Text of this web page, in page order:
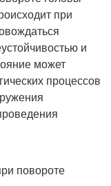
при
и
может
процессов
повороте